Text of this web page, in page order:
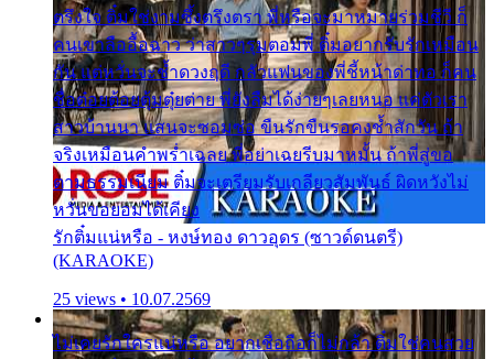
ตรึงใจ ติ๋มใช่งามซึ้งตรึงตรา พี่หรือจะมาหมายร่วมชีวี ก็
คนเขาลืออื้อฉาว ว่าสาวๆรุมตอมพี่ ติ๋มอยากรับรักเหมือน
กัน แต่หวั่นจะช้ำดวงฤดี กลัวแฟนของพี่ชี้หน้าด่าทอ ก็คน
ชื่อต๋อยต้อยตุ้มตุ๋ยต่าย พี่ยังลืมได้ง่ายๆเลยหนอ แค่ตัวเรา
สาวบ้านนา แสนจะซอมซ่อ ขืนรักขืนรอคงช้ำสักวัน ถ้า
จริงเหมือนคำพร่ำเฉลย พี่อย่าเฉยรีบมาหมั้น ถ้าพี่สู่ขอ
ตามธรรมเนียม ติ๋มจะเตรียมรับเกลียวสัมพันธ์ ผิดหวังไม่
หวั่นขอยอมได้เคียง
รักติ๋มแน่หรือ - หงษ์ทอง ดาวอุดร (ซาวด์ดนตรี)
(KARAOKE)
25 views • 10.07.2569
ไม่เคยรักใครแน่หรือ อยากเชื่อถือก็ไม่กล้า ติ๋มใช่คนสวย